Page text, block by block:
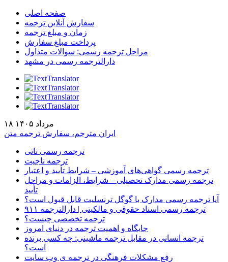
صفحه اصلی
سفارش آنلاین ترجمه
زمان و مبلغ ترجمه
پرداخت مبلغ سفارش
مراحل ترجمه رسمی: سوالات متداول
دارالترجمه رسمی در مشهد
۱۸ مرداد ۱۴۰۵
ایران مترجم، سفارش ترجمه متن
ترجمه رسمی ناتی
ترجمه ناجیت
ترجمه رسمی گواهی‌های آموزشی – شرایط تأیید و اعتبار
ترجمه رسمی مدارک تحصیلی – شرایط، الزامات و مراحل
تأیید
آیا ترجمه رسمی مدارک با گوگل ترنسلیت قابل قبول است؟
ترجمه رسمی اسناد حقوقی و مالکیتی | دارالترجمه ۹۱۱
ترجمه تخصصی چیست؟
جایگاه و اهمیت ترجمه در دنیای امروز
ترجمه انسانی در مقابل ترجمه ماشینی: چه کسی برنده
است؟
رفع مشکلات فرهنگی در ترجمه ی وب سایت